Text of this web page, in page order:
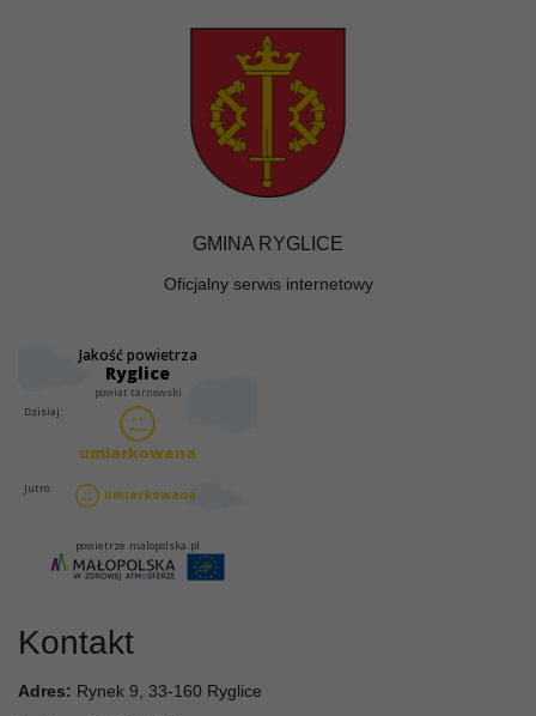
GMINA RYGLICE
Oficjalny serwis internetowy
Kontakt
Adres: Rynek 9, 33-160 Ryglice